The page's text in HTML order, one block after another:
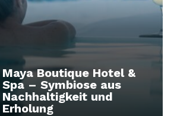
Maya Boutique Hotel &
Spa – Symbiose aus
Nachhaltigkeit und
Erholung